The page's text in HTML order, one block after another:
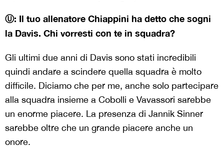
Ⓤ: Il tuo allenatore Chiappini ha detto che sogni
la Davis. Chi vorresti con te in squadra?
Gli ultimi due anni di Davis sono stati incredibili
quindi andare a scindere quella squadra è molto
difficile. Diciamo che per me, anche solo partecipare
alla squadra insieme a Cobolli e Vavassori sarebbe
un enorme piacere. La presenza di Jannik Sinner
sarebbe oltre che un grande piacere anche un
onore.